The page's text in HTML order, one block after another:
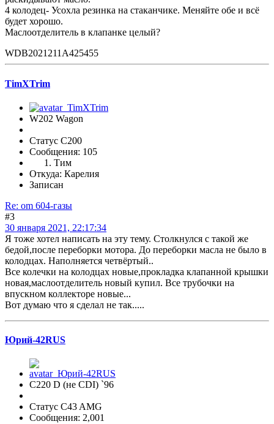
4 колодец- Усохла резинка на стаканчике. Меняйте обе и всё
будет хорошо.
Маслоотделитель в клапанке целый?
WDB2021211A425455
TimXTrim
W202 Wagon
Статус C200
Сообщения: 105
Тим
Откуда: Карелия
Записан
Re: om 604-газы
#3
30 января 2021, 22:17:34
Я тоже хотел написать на эту тему. Столкнулся с такой же
бедой,после переборки мотора. До переборки масла не было в
колодцах. Наполняется четвёртый..
Все колечки на колодцах новые,прокладка клапанной крышки
новая,маслоотделитель новый купил. Все трубочки на
впускном коллекторе новые...
Вот думаю что я сделал не так.....
Юрий-42RUS
С220 D (не CDI) `96
Статус C43 AMG
Сообщения: 2,001